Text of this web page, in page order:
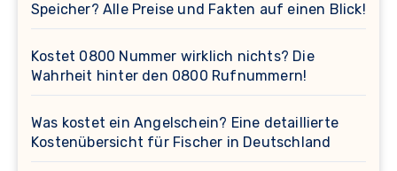
Speicher? Alle Preise und Fakten auf einen Blick!
Kostet 0800 Nummer wirklich nichts? Die
Wahrheit hinter den 0800 Rufnummern!
Was kostet ein Angelschein? Eine detaillierte
Kostenübersicht für Fischer in Deutschland